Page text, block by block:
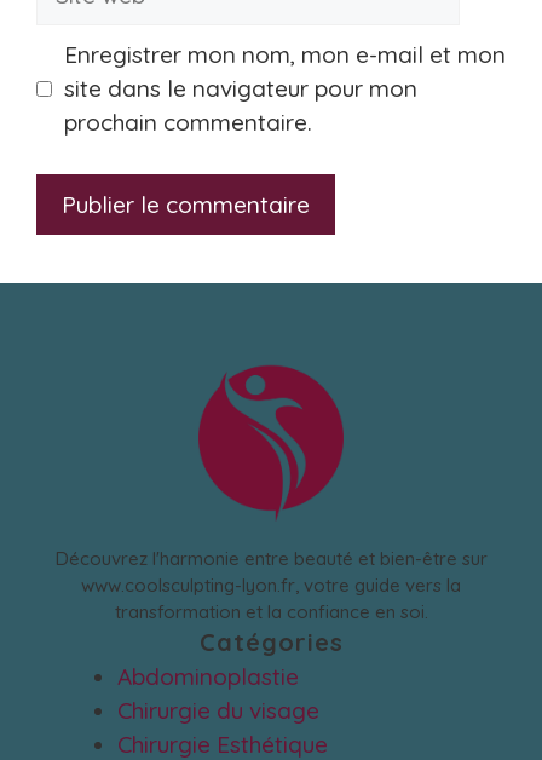
Enregistrer mon nom, mon e-mail et mon
site dans le navigateur pour mon
prochain commentaire.
Découvrez l'harmonie entre beauté et bien-être sur
www.coolsculpting-lyon.fr, votre guide vers la
transformation et la confiance en soi.
Catégories
Abdominoplastie
Chirurgie du visage
Chirurgie Esthétique